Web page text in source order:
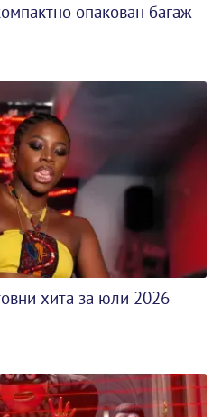
опакован багаж
хита за юли 2026